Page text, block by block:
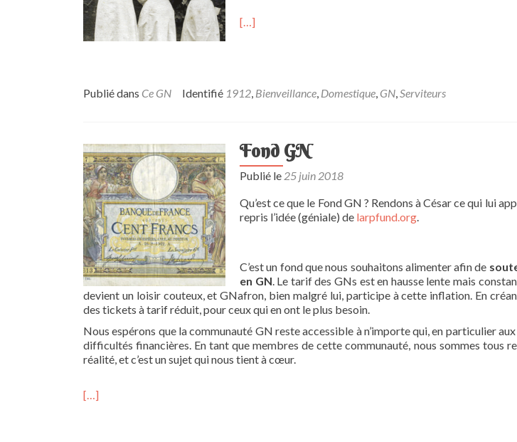
[…]
Publié dans Ce GN Identifié 1912, Bienveillance, Domestique, GN,Serviteurs
Fond GN
Publié le 25 juin 2018
Qu’est ce que le Fond GN ? Rendons à César ce qui lui
repris l’idée (géniale) de larpfund.org.
C’est un fond que nous souhaitons alimenter afin de
en GN. Le tarif des GNs est en hausse lente mais
devient un loisir couteux, et GNafron, bien malgré lui, participe à cette inflation. En
des tickets à tarif réduit, pour ceux qui en ont le plus besoin.
Nous espérons que la communauté GN reste accessible à n’importe qui, en particulier
difficultés financières. En tant que membres de cette communauté, nous sommes tous
réalité, et c’est un sujet qui nous tient à cœur.
[…]